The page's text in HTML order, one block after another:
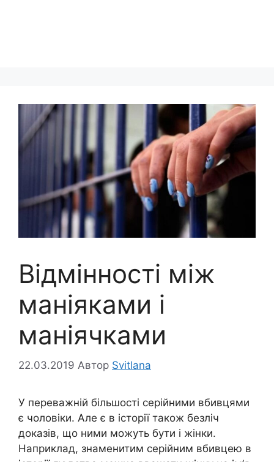
Відмінності між
маніяками і
маніячками
22.03.2019 Автор Svitlana
У переважній більшості серійними вбивцями
є чоловіки. Але є в історії також безліч
доказів, що ними можуть бути і жінки.
Наприклад, знаменитим серійним вбивцею в